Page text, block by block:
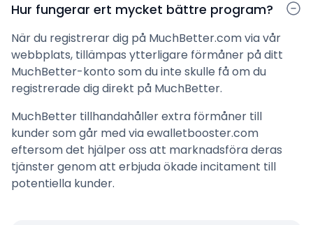
Hur fungerar ert mycket bättre program?
När du registrerar dig på MuchBetter.com via vår
webbplats, tillämpas ytterligare förmåner på ditt
MuchBetter-konto som du inte skulle få om du
registrerade dig direkt på MuchBetter.
MuchBetter tillhandahåller extra förmåner till
kunder som går med via ewalletbooster.com
eftersom det hjälper oss att marknadsföra deras
tjänster genom att erbjuda ökade incitament till
potentiella kunder.